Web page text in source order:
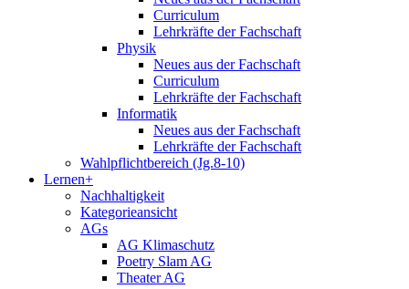
Curriculum
Lehrkräfte der Fachschaft
Physik
Neues aus der Fachschaft
Curriculum
Lehrkräfte der Fachschaft
Informatik
Neues aus der Fachschaft
Lehrkräfte der Fachschaft
Wahlpflichtbereich (Jg.8-10)
Lernen+
Nachhaltigkeit
Kategorieansicht
AGs
AG Klimaschutz
Poetry Slam AG
Theater AG